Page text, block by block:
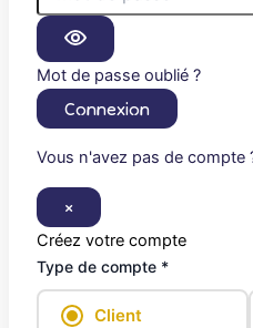
Mot de passe oublié ?
Connexion
Vous n'avez pas de compte
×
Créez votre compte
Type de compte *
Client